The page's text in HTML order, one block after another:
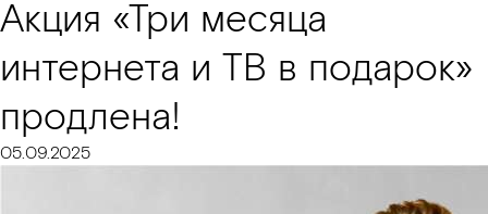
Акция «Три месяца
интернета и ТВ в подарок»
продлена!
05.09.2025